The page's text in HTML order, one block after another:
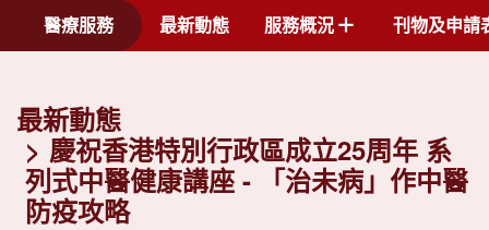
聯絡我們
醫療服務 最新動態 服務概況 刊物及申請
最新動態
慶祝香港特別行政區成立25周年 系
列式中醫健康講座 - 「治未病」作中醫
防疫攻略